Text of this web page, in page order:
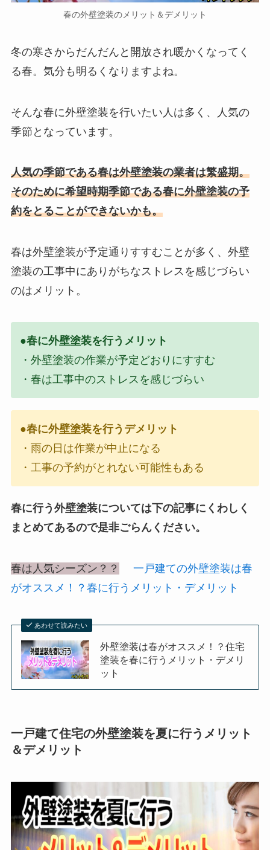
春の外壁塗装のメリット＆デメリット
冬の寒さからだんだんと開放され暖かくなってく
る春。気分も明るくなりますよね。
そんな春に外壁塗装を行いたい人は多く、人気の
季節となっています。
人気の季節である春は外壁塗装の業者は繁盛期。
そのために希望時期季節である春に外壁塗装の予
約をとることができないかも。
春は外壁塗装が予定通りすすむことが多く、外壁
塗装の工事中にありがちなストレスを感じづらい
のはメリット。
●春に外壁塗装を行うメリット
・外壁塗装の作業が予定どおりにすすむ
・春は工事中のストレスを感じづらい
●春に外壁塗装を行うデメリット
・雨の日は作業が中止になる
・工事の予約がとれない可能性もある
春に行う外壁塗装については下の記事にくわしく
まとめてあるので是非ごらんください。
春は人気シーズン？？
一戸建ての外壁塗装は春
がオススメ！？春に行うメリット・デメリット
あわせて読みたい
外壁塗装は春がオススメ！？住宅
塗装を春に行うメリット・デメリ
ット
一戸建て住宅の外壁塗装を夏に行うメリット
＆デメリット